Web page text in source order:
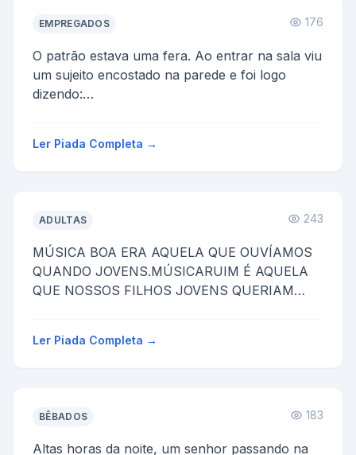
EMPREGADOS 176
O patrão estava uma fera. Ao entrar na sala viu
um sujeito encostado na parede e foi logo
dizendo:
Ler Piada Completa →
ADULTAS 243
MÚSICA BOA ERA AQUELA QUE OUVÍAMOS
QUANDO JOVENS.MÚSICARUIM É AQUELA
QUE NOSSOS FILHOS JOVENS QUERIAM
Ler Piada Completa →
BÊBADOS 183
Altas horas da noite, um senhor passando na